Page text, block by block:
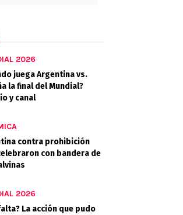
2026
juega Argentina vs.
la final del Mundial?
y canal
contra prohibición
con bandera de
2026
La acción que pudo